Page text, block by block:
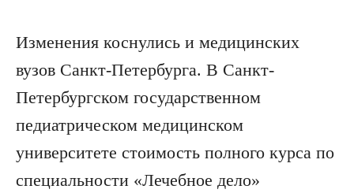
Изменения коснулись и медицинских
вузов Санкт-Петербурга. В Санкт-
Петербургском государственном
педиатрическом медицинском
университете стоимость полного курса по
специальности «Лечебное дело»